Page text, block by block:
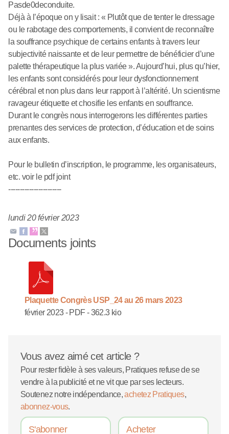
Pasde0deconduite.
Déjà à l’époque on y lisait : « Plutôt que de tenter le dressage
ou le rabotage des comportements, il convient de reconnaître
la souffrance psychique de certains enfants à travers leur
subjectivité naissante et de leur permettre de bénéficier d’une
palette thérapeutique la plus variée ». Aujourd’hui, plus qu’hier,
les enfants sont considérés pour leur dysfonctionnement
cérébral et non plus dans leur rapport à l’altérité. Un scientisme
ravageur étiquette et chosifie les enfants en souffrance.
Durant le congrès nous interrogerons les différentes parties
prenantes des services de protection, d’éducation et de soins
aux enfants.
Pour le bulletin d’inscription, le programme, les organisateurs,
etc. voir le pdf joint
-----------------------
lundi 20 février 2023
Documents joints
Plaquette Congrès USP_24 au 26 mars 2023
février 2023 - PDF-362.3 kio
Vous avez aimé cet article ?
Pour rester fidèle à ses valeurs, Pratiques refuse de se
vendre à la publicité et ne vit que par ses lecteurs.
Soutenez notre indépendance,achetez Pratiques,
abonnez-vous.
S'abonner Acheter